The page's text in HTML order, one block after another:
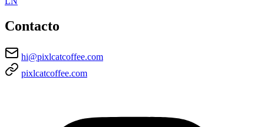
Contacto
hi@pixlcatcoffee.com
pixlcatcoffee.com